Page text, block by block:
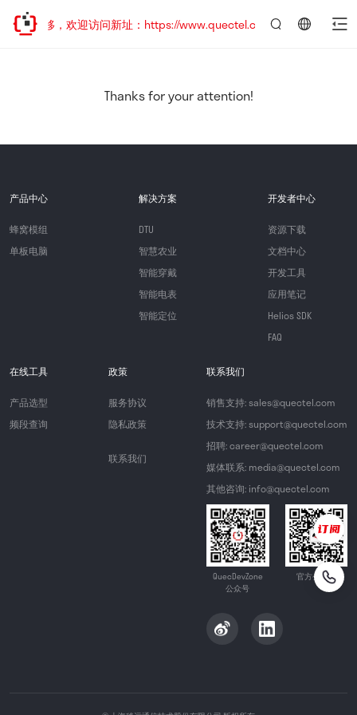
址已迁移，欢迎访问新址：https://www.quectel.com.cn
Thanks for your attention!
产品中心
蜂窝模组
单板电脑
解决方案
DTU
智慧农业
智能穿戴
智能电表
智能定位
开发者中心
资源下载
文档中心
开发工具
应用笔记
Helios SDK
FAQ
在线工具
产品选型
频段查询
政策
服务协议
隐私政策
联系我们
联系我们
销售支持: sales@quectel.com
技术支持: support@quectel.com
招聘: career@quectel.com
媒体联系: media@quectel.com
其他咨询: info@quectel.com
QuecDevZone
公众号
官方公众号